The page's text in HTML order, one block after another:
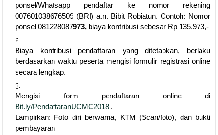
ponsel/Whatsapp pendaftar ke nomor rekening
007601038676509 (BRI) a.n. Bibit Robiatun. Contoh: Nomor
ponsel 081228087973, biaya kontribusi sebesar Rp 135.973,-
Biaya kontribusi pendaftaran yang ditetapkan, berlaku
berdasarkan waktu peserta mengisi formulir registrasi online
secara lengkap.
Mengisi form pendaftaran online di
Bit.ly/PendaftaranUCMC2018 .
Lampirkan: Foto diri berwarna, KTM (Scan/foto), dan bukti
pembayaran